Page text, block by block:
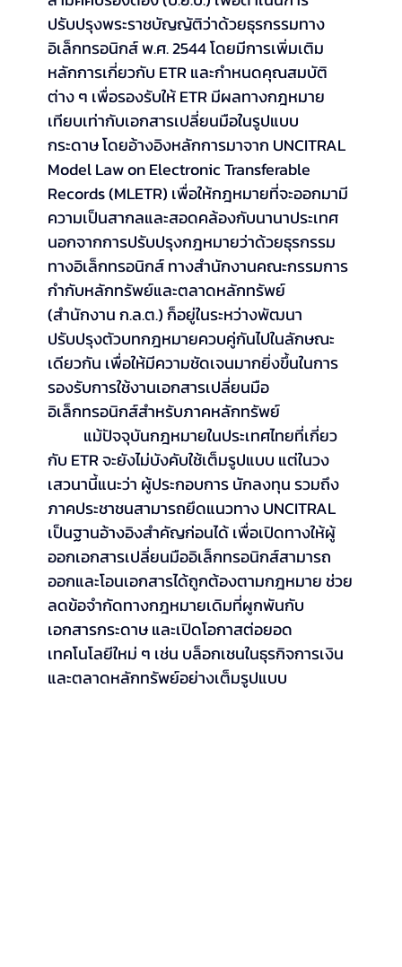
ปรับปรุงพระราชบัญญัติว่าด้วยธุรกรรมทาง
อิเล็กทรอนิกส์ พ.ศ. 2544 โดยมีการเพิ่มเติม
หลักการเกี่ยวกับ ETR และกำหนดคุณสมบัติ
ต่าง ๆ เพื่อรองรับให้ ETR มีผลทางกฎหมาย
เทียบเท่ากับเอกสารเปลี่ยนมือในรูปแบบ
กระดาษ โดยอ้างอิงหลักการมาจาก UNCITRAL
Model Law on Electronic Transferable
Records (MLETR) เพื่อให้กฎหมายที่จะออกมามี
ความเป็นสากลและสอดคล้องกับนานาประเทศ
นอกจากการปรับปรุงกฎหมายว่าด้วยธุรกรรม
ทางอิเล็กทรอนิกส์ ทางสำนักงานคณะกรรมการ
กำกับหลักทรัพย์และตลาดหลักทรัพย์
(สำนักงาน ก.ล.ต.) ก็อยู่ในระหว่างพัฒนา
ปรับปรุงตัวบทกฎหมายควบคู่กันไปในลักษณะ
เดียวกัน เพื่อให้มีความชัดเจนมากยิ่งขึ้นในการ
รองรับการใช้งานเอกสารเปลี่ยนมือ
อิเล็กทรอนิกส์สำหรับภาคหลักทรัพย์
กับ ETR จะยังไม่บังคับใช้เต็มรูปแบบ แต่ในวง
เสวนานี้แนะว่า ผู้ประกอบการ นักลงทุน รวมถึง
ภาคประชาชนสามารถยึดแนวทาง UNCITRAL
เป็นฐานอ้างอิงสำคัญก่อนได้ เพื่อเปิดทางให้ผู้
ออกเอกสารเปลี่ยนมืออิเล็กทรอนิกส์สามารถ
ออกและโอนเอกสารได้ถูกต้องตามกฎหมาย ช่วย
ลดข้อจำกัดทางกฎหมายเดิมที่ผูกพันกับ
เอกสารกระดาษ และเปิดโอกาสต่อยอด
เทคโนโลยีใหม่ ๆ เช่น บล็อกเชนในธุรกิจการเงิน
และตลาดหลักทรัพย์อย่างเต็มรูปแบบ